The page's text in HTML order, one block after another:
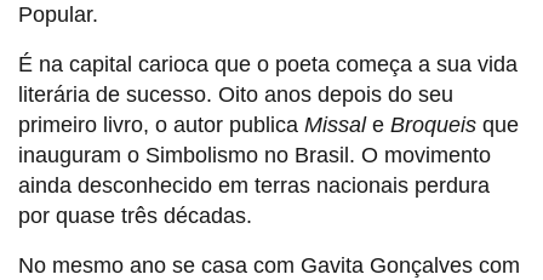
Popular.
É na capital carioca que o poeta começa a sua vida
literária de sucesso. Oito anos depois do seu
primeiro livro, o autor publica Missale Broqueis que
inauguram o Simbolismo no Brasil. O movimento
ainda desconhecido em terras nacionais perdura
por quase três décadas.
No mesmo ano se casa com Gavita Gonçalves com